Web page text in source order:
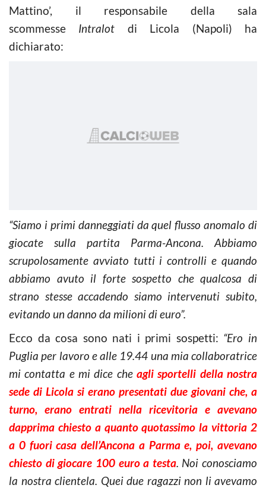
Mattino’, il responsabile della sala
scommesse Intralot di Licola (Napoli) ha
dichiarato:
“Siamo i primi danneggiati da quel flusso anomalo di
giocate sulla partita Parma-Ancona. Abbiamo
scrupolosamente avviato tutti i controlli e quando
abbiamo avuto il forte sospetto che qualcosa di
strano stesse accadendo siamo intervenuti subito,
evitando un danno da milioni di euro”.
Ecco da cosa sono nati i primi sospetti: “Ero in
Puglia per lavoro e alle 19.44 una mia collaboratrice
mi contatta e mi dice che agli sportelli della nostra
sede di Licola si erano presentati due giovani che, a
turno, erano entrati nella ricevitoria e avevano
dapprima chiesto a quanto quotassimo la vittoria 2
a 0 fuori casa dell’Ancona a Parma e, poi, avevano
chiesto di giocare 100 euro a testa. Noi conosciamo
la nostra clientela. Quei due ragazzi non li avevamo